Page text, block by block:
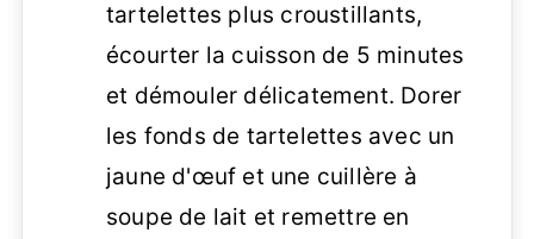
tartelettes plus croustillants,
écourter la cuisson de 5 minutes
et démouler délicatement. Dorer
les fonds de tartelettes avec un
jaune d'œuf et une cuillère à
soupe de lait et remettre en